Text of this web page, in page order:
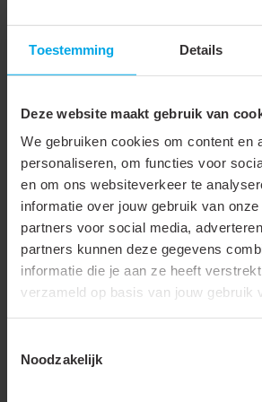
Toestemming Details
Deze website maakt gebruik van
We gebruiken cookies om content en
personaliseren, om functies voor
en om ons websiteverkeer te
informatie over jouw gebruik van
partners voor social media,
partners kunnen deze gegevens
informatie die je aan ze heeft
verzameld op basis van jouw gebruik
Noodzakelijk
Technische gegevens
Downloads
Technische gegevens
Onderdeel van serie
AM2
Lengte
10 m
Nom. diameter
100 mm
Wanddikte
70 µm
Buigradius
60 mm
Binnendiameter